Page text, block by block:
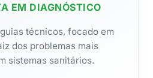
EM DIAGNÓSTICO
técnicos, focado em
dos problemas mais
sistemas sanitários.